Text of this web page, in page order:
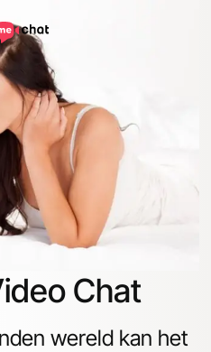
Chat
wereld kan het